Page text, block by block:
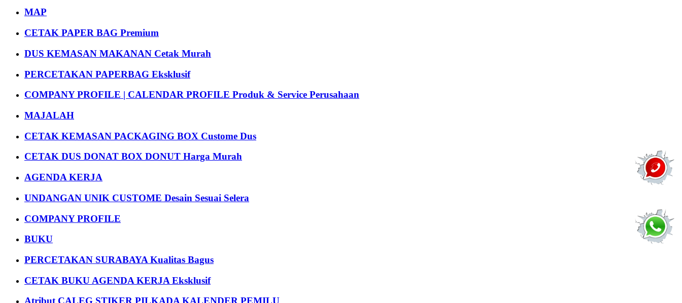
MAP
CETAK PAPER BAG Premium
DUS KEMASAN MAKANAN Cetak Murah
PERCETAKAN PAPERBAG Eksklusif
COMPANY PROFILE | CALENDAR PROFILE Produk & Service Perusahaan
MAJALAH
CETAK KEMASAN PACKAGING BOX Custome Dus
CETAK DUS DONAT BOX DONUT Harga Murah
AGENDA KERJA
UNDANGAN UNIK CUSTOME Desain Sesuai Selera
COMPANY PROFILE
BUKU
PERCETAKAN SURABAYA Kualitas Bagus
CETAK BUKU AGENDA KERJA Eksklusif